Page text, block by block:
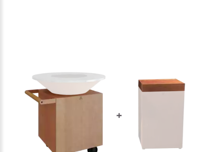
BGE - Pièces de rechange
BGE - Produits saisonnier